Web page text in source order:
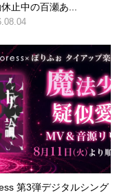
止中の百瀬あ...
第3弾デジタルシング